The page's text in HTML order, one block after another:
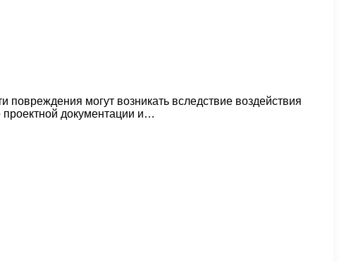
могут возникать вследствие воздействия
проектной документации и…